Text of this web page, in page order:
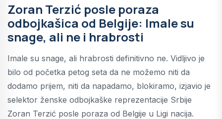
Zoran Terzić posle poraza
odbojkašica od Belgije: Imale su
snage, ali ne i hrabrosti
Imale su snage, ali hrabrosti definitivno ne. Vidljivo je
bilo od početka petog seta da ne možemo niti da
dodamo prijem, niti da napadamo, blokiramo, izjavio je
selektor ženske odbojkaške reprezentacije Srbije
Zoran Terzić posle poraza od Belgije u Ligi nacija.